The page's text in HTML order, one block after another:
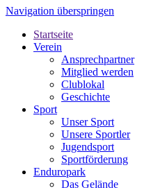
Navigation überspringen
Startseite
Verein
Ansprechpartner
Mitglied werden
Clublokal
Geschichte
Sport
Unser Sport
Unsere Sportler
Jugendsport
Sportförderung
Enduropark
Das Gelände